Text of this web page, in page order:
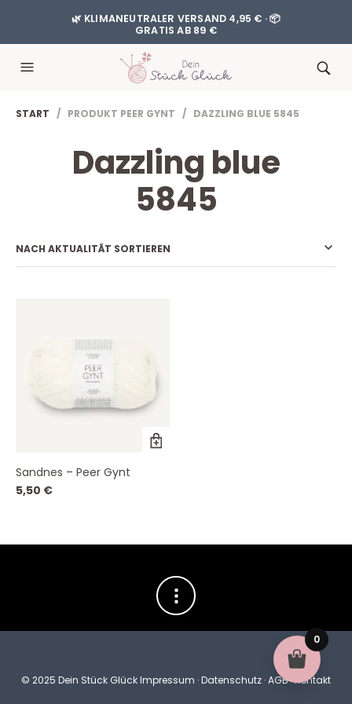
🌿 KLIMANEUTRALER VERSAND 4,95 € · 📦
GRATIS AB 89 €
START / PRODUKT PEER GYNT / DAZZLING BLUE 5845
Dazzling blue
5845
können
der
Produktseite
gewählt
werden
Sandnes – Peer Gynt
5,50 €
© 2025 Dein Stück GlückImpressum ·Datenschutz ·AGB·Kontakt
0